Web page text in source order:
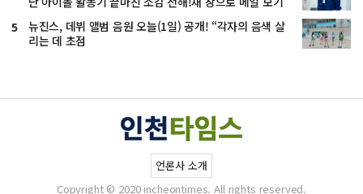
5
뉴진스, 데뷔 앨범 음원 오늘(1일) 공개! “각자의 음색 살
리는 데 초점
언론사 소개
Copyright © 2020 incheontimes. All rights reserved.